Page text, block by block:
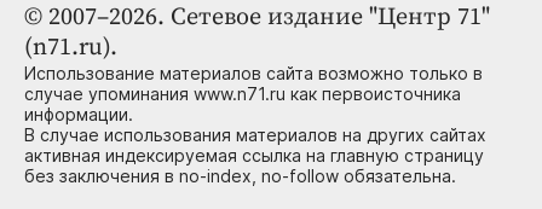
© 2007–2026. Сетевое издание "Центр 71"
(n71.ru).
Использование материалов сайта возможно только в
случае упоминания www.n71.ru как первоисточника
информации.
В случае использования материалов на других сайтах
активная индексируемая ссылка на главную страницу
без заключения в no-index, no-follow обязательна.